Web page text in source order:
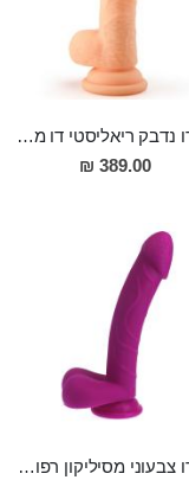
דילדו נדבק ריאליסטי דו מנועי 20 ס"מ אורך 3 ס"מ רוחב מסיליקון רפואי , בעל רטט חזק, נטען "Ryder"
389.00 ₪
דילדו צבעוני מסיליקון רפואי עם בסיס ואקום 20 ס"מ אורך, 3 רוחב "Purple Usher"